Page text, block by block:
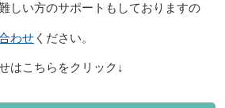
しい方のサポートもしておりますの
わせください。
はこちらをクリック↓